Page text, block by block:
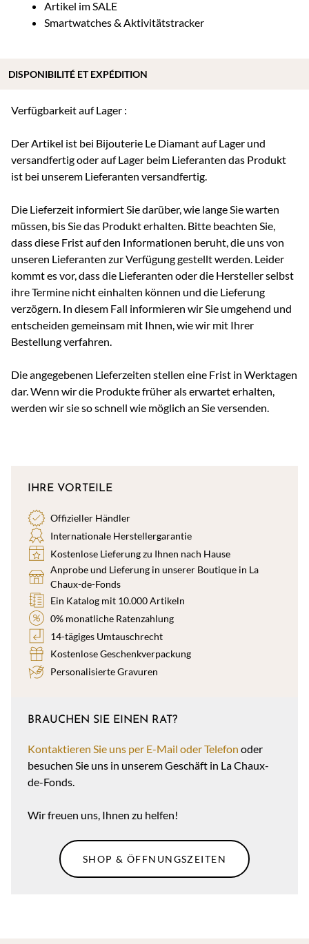
Artikel im SALE
Smartwatches & Aktivitätstracker
Verfügbarkeit auf Lager :
Der Artikel ist bei Bijouterie Le Diamant auf Lager und
versandfertig oder auf Lager beim Lieferanten das Produkt
ist bei unserem Lieferanten versandfertig.
Die Lieferzeit informiert Sie darüber, wie lange Sie warten
müssen, bis Sie das Produkt erhalten. Bitte beachten Sie,
dass diese Frist auf den Informationen beruht, die uns von
unseren Lieferanten zur Verfügung gestellt werden. Leider
kommt es vor, dass die Lieferanten oder die Hersteller selbst
ihre Termine nicht einhalten können und die Lieferung
verzögern. In diesem Fall informieren wir Sie umgehend und
entscheiden gemeinsam mit Ihnen, wie wir mit Ihrer
Bestellung verfahren.
Die angegebenen Lieferzeiten stellen eine Frist in Werktagen
dar. Wenn wir die Produkte früher als erwartet erhalten,
werden wir sie so schnell wie möglich an Sie versenden.
DISPONIBILITÉ ET EXPÉDITION
IHRE VORTEILE
Offizieller Händler
Internationale Herstellergarantie
Kostenlose Lieferung zu Ihnen nach Hause
Anprobe und Lieferung in unserer Boutique in La
Chaux-de-Fonds
Ein Katalog mit 10.000 Artikeln
0% monatliche Ratenzahlung
14-tägiges Umtauschrecht
Kostenlose Geschenkverpackung
Personalisierte Gravuren
BRAUCHEN SIE EINEN RAT?
Kontaktieren Sie uns per E-Mail oder Telefon oder
besuchen Sie uns in unserem Geschäft in La Chaux-
de-Fonds.
Wir freuen uns, Ihnen zu helfen!
SHOP & ÖFFNUNGSZEITEN